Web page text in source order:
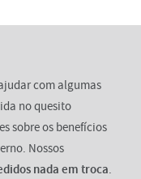
com algumas
no quesito
sobre os benefícios
Nossos
nada em troca.